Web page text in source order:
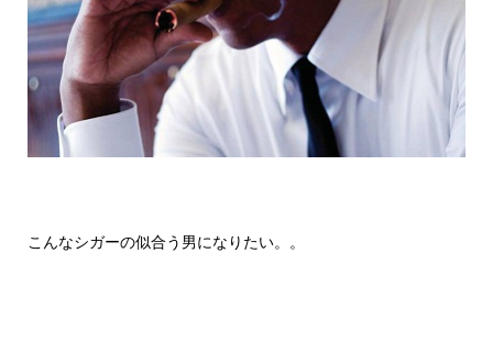
こんなシガーの似合う男になりたい。。